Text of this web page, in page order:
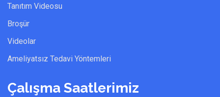
Tanıtım Videosu
Broşür
Videolar
Ameliyatsız Tedavi Yöntemleri
Çalışma Saatlerimiz